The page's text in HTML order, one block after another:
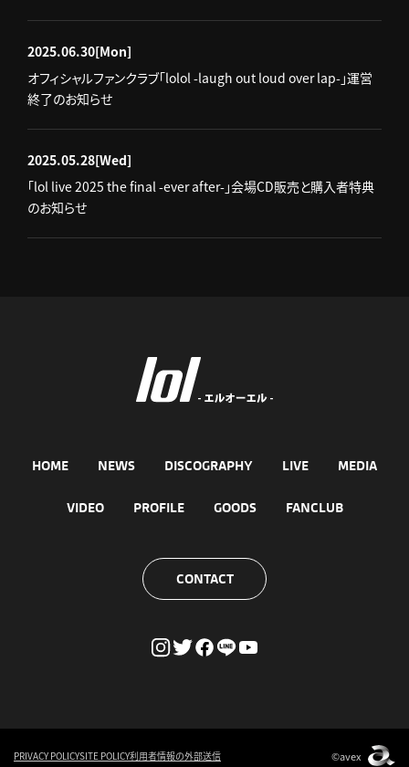
2025.06.30[Mon]
オフィシャルファンクラブ「lolol -laugh out loud over lap-」運営
終了のお知らせ
2025.05.28[Wed]
「lol live 2025 the final -ever after-」会場CD販売と購入者特典
のお知らせ
HOME NEWS DISCOGRAPHY LIVE MEDIA
VIDEO PROFILE GOODS FANCLUB
CONTACT
PRIVACY POLICYSITE POLICY利用者情報の外部送信 ©avex